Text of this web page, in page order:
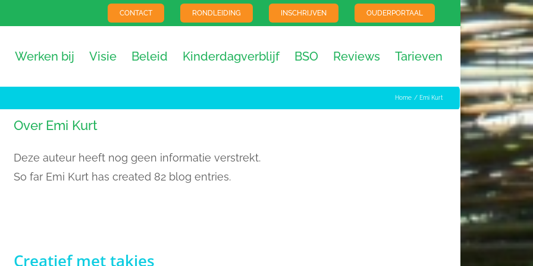
CONTACT RONDLEIDING INSCHRIJVEN OUDERPORTAAL
Werken bij Visie Beleid Kinderdagverblijf BSO Reviews Tarieven
Home Emi Kurt
Over Emi Kurt
Deze auteur heeft nog geen informatie verstrekt.
So far Emi Kurt has created 82 blog entries.
Creatief met takjes